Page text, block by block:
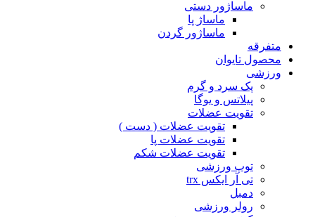
ماساژور دستی
ماساژ پا
ماساژور گردن
متفرقه
محصول تایوان
ورزشی
پک سرد و گرم
پیلاتس و یوگا
تقویت عضلات
تقویت عضلات ( دست )
تقویت عضلات پا
تقویت عضلات شکم
توپ ورزشی
تی آر ایکس trx
دمبل
رولر ورزشی